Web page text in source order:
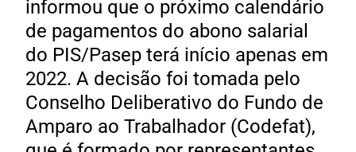
informou que o próximo calendário
de pagamentos do abono salarial
do PIS/Pasep terá início apenas em
2022. A decisão foi tomada pelo
Conselho Deliberativo do Fundo de
Amparo ao Trabalhador (Codefat),